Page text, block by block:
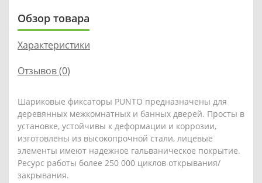
Обзор товара
Характеристики
Отзывов (0)
Шариковые фиксаторы PUNTO предназначены для
деревянных межкомнатных и банных дверей. Просты в
установке, устойчивы к деформации и коррозии,
изготовлены из высокопрочной стали, лицевые
элементы имеют надежное гальваническое покрытие.
Ресурс работы более 250 000 циклов открывания/
закрывания.